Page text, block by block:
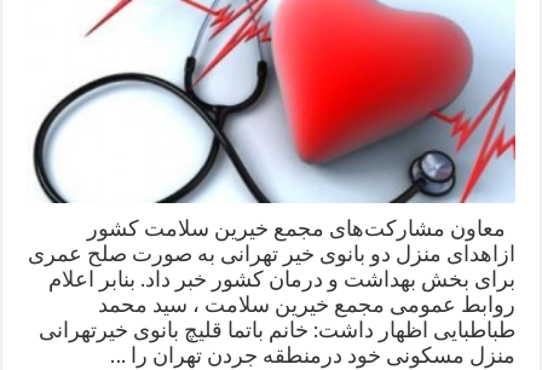
معاون مشارکت‌های مجمع خیرین سلامت کشور
ازاهدای منزل دو بانوی خیر تهرانی به صورت صلح عمری
برای بخش بهداشت و درمان کشور خبر داد. بنابر اعلام
روابط عمومی مجمع خیرین سلامت ، سید محمد
طباطبایی اظهار داشت: خانم باتما قلیچ بانوی خیرتهرانی
منزل مسکونی خود درمنطقه جردن تهران را …